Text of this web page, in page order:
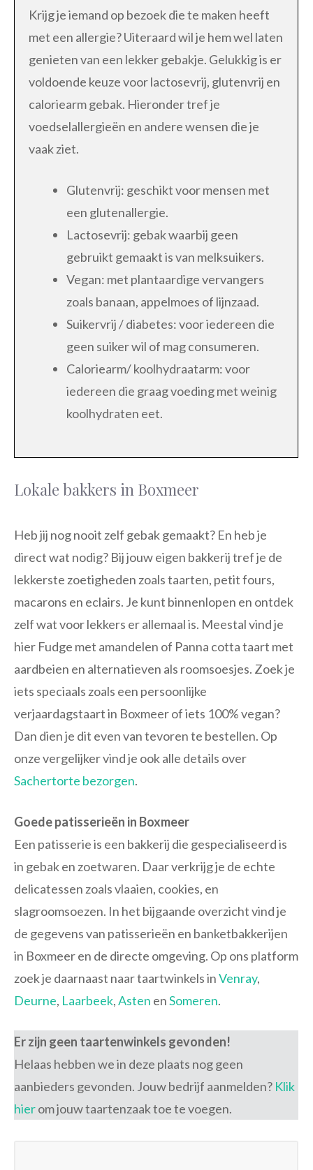
Krijg je iemand op bezoek die te maken heeft
met een allergie? Uiteraard wil je hem wel laten
genieten van een lekker gebakje. Gelukkig is er
voldoende keuze voor lactosevrij, glutenvrij en
caloriearm gebak. Hieronder tref je
voedselallergieën en andere wensen die je
vaak ziet.
Glutenvrij: geschikt voor mensen met
een glutenallergie.
Lactosevrij: gebak waarbij geen
gebruikt gemaakt is van melksuikers.
Vegan: met plantaardige vervangers
zoals banaan, appelmoes of lijnzaad.
Suikervrij / diabetes: voor iedereen die
geen suiker wil of mag consumeren.
Caloriearm/ koolhydraatarm: voor
iedereen die graag voeding met weinig
koolhydraten eet.
Lokale bakkers in Boxmeer
Heb jij nog nooit zelf gebak gemaakt? En heb je
direct wat nodig? Bij jouw eigen bakkerij tref je de
lekkerste zoetigheden zoals taarten, petit fours,
macarons en eclairs. Je kunt binnenlopen en ontdek
zelf wat voor lekkers er allemaal is. Meestal vind je
hier Fudge met amandelen of Panna cotta taart met
aardbeien en alternatieven als roomsoesjes. Zoek je
iets speciaals zoals een persoonlijke
verjaardagstaart in Boxmeer of iets 100% vegan?
Dan dien je dit even van tevoren te bestellen. Op
onze vergelijker vind je ook alle details over
Sachertorte bezorgen.
Goede patisserieën in Boxmeer
Een patisserie is een bakkerij die gespecialiseerd is
in gebak en zoetwaren. Daar verkrijg je de echte
delicatessen zoals vlaaien, cookies, en
slagroomsoezen. In het bijgaande overzicht vind je
de gegevens van patisserieën en banketbakkerijen
in Boxmeer en de directe omgeving. Op ons platform
zoek je daarnaast naar taartwinkels inVenray,
Deurne, Laarbeek,Asten enSomeren.
Er zijn geen taartenwinkels gevonden!
Helaas hebben we in deze plaats nog geen
aanbieders gevonden. Jouw bedrijf aanmelden? Klik
hierom jouw taartenzaak toe te voegen.